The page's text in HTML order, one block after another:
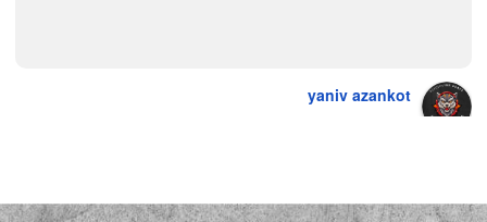
yaniv azankot